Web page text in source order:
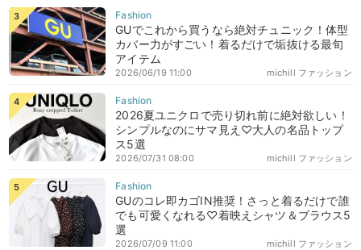
GUでこれから買うなら絶対チュニック！体型
カバー力がすごい！着るだけで垢抜ける最旬
アイテム
michill ファッション
2026/06/19 11:00
2026夏ユニクロで売り切れ前に絶対欲しい！
シンプルなのにサマ見え♡大人の名品トップ
ス5選
michill ファッション
2026/07/31 08:00
GUのコレ即カゴIN推奨！さっと着るだけで誰
でも可愛くなれる♡着映えシャツ＆ブラウス5
選
michill ファッション
2026/07/09 11:00